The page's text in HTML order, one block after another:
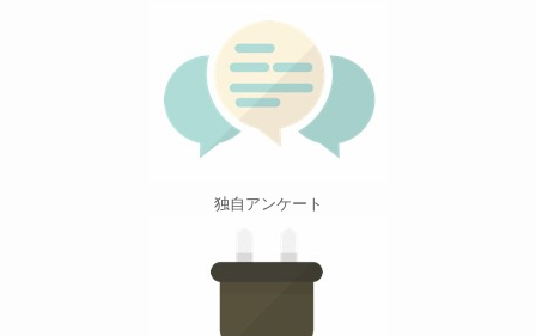
独自アンケート